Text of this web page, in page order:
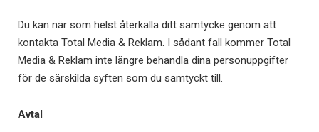
Du kan när som helst återkalla ditt samtycke genom att
kontakta Total Media & Reklam. I sådant fall kommer Total
Media & Reklam inte längre behandla dina personuppgifter
för de särskilda syften som du samtyckt till.
Avtal